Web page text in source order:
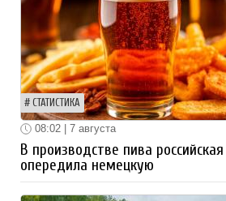
СТАТИСТИКА
08:02 | 7 августа
В производстве пива
опередила немецкую